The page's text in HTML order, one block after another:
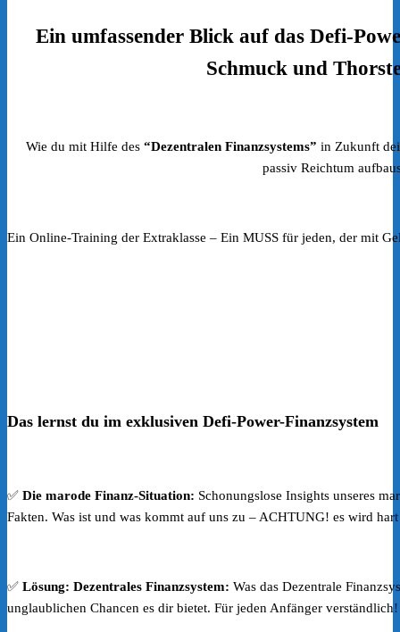
Ein umfassender Blick auf das Defi-
Schmuck und
Wie du mit Hilfe des “Dezentralen Finanzsystems” in Zukunft
passiv Reichtum
Ein Online-Training der Extraklasse – Ein MUSS für jeden, der mit
Das lernst du im exklusiven Defi-Power-Finanzsystem
✅ Die marode Finanz-Situation: Schonungslose Insights unseres
Fakten. Was ist und was kommt auf uns zu – ACHTUNG! es wird hart
✅ Lösung: Dezentrales Finanzsystem: Was das Dezentrale
unglaublichen Chancen es dir bietet. Für jeden Anfänger verständlich!